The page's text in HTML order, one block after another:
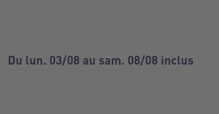
Du lun. 03/08 au sam. 08/08 inclus